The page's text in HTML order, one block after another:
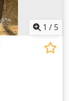
1 / 5